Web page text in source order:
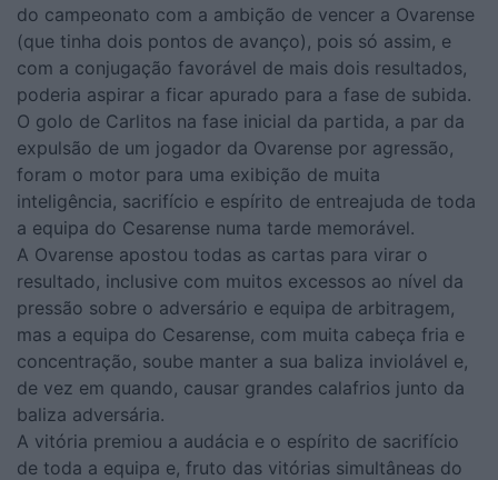
do campeonato com a ambição de vencer a Ovarense
(que tinha dois pontos de avanço), pois só assim, e
com a conjugação favorável de mais dois resultados,
poderia aspirar a ficar apurado para a fase de subida.
O golo de Carlitos na fase inicial da partida, a par da
expulsão de um jogador da Ovarense por agressão,
foram o motor para uma exibição de muita
inteligência, sacrifício e espírito de entreajuda de toda
a equipa do Cesarense numa tarde memorável.
A Ovarense apostou todas as cartas para virar o
resultado, inclusive com muitos excessos ao nível da
pressão sobre o adversário e equipa de arbitragem,
mas a equipa do Cesarense, com muita cabeça fria e
concentração, soube manter a sua baliza inviolável e,
de vez em quando, causar grandes calafrios junto da
baliza adversária.
A vitória premiou a audácia e o espírito de sacrifício
de toda a equipa e, fruto das vitórias simultâneas do